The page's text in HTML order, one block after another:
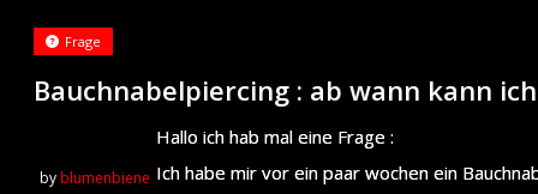
Bauchnabelpiercing : ab wann kann
Frage
byblumenbiene
Hallo ich hab mal eine Frage :
Ich habe mir vor ein paar wochen ein